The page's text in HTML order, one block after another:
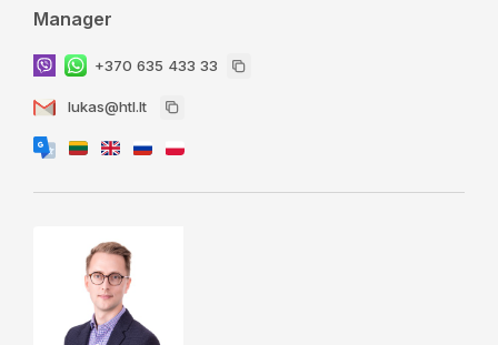
Manager
+370 635 433 33
lukas@htl.lt